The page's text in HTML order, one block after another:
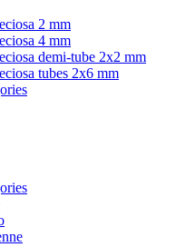
2 mm
4 mm
demi-tube 2x2 mm
tubes 2x6 mm